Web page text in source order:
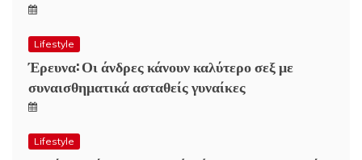
Lifestyle
Έρευνα: Οι άνδρες κάνουν καλύτερο σεξ με
συναισθηματικά ασταθείς γυναίκες
Lifestyle